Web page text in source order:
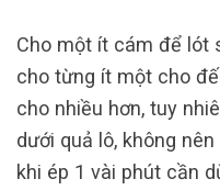
Cho một ít cám để lót
cho từng ít một cho
cho nhiều hơn, tuy
dưới quả lô, không
khi ép 1 vài phút cần